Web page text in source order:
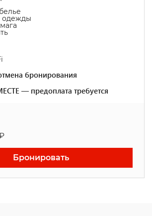
одежды
бронирования
— предоплата требуется
Бронировать